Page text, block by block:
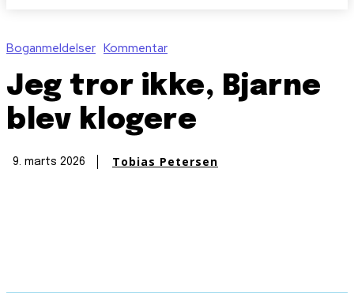
Boganmeldelser Kommentar
Jeg tror ikke, Bjarne
blev klogere
9. marts 2026 Tobias Petersen